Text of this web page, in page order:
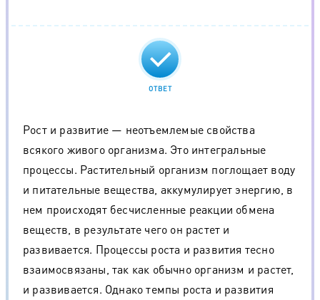
ОТВЕТ
Рост и развитие — неотъемлемые свойства
всякого живого организма. Это интегральные
процессы. Растительный организм поглощает воду
и питательные вещества, аккумулирует энергию, в
нем происходят бесчисленные реакции обмена
веществ, в результате чего он растет и
развивается. Процессы роста и развития тесно
взаимосвязаны, так как обычно организм и растет,
и развивается. Однако темпы роста и развития